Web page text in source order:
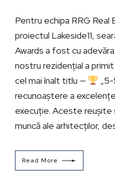
Pentru echipa RRG Real
proiectul Lakeside11,
Awards a fost cu
nostru rezidențial a
cel mai înalt titlu —
recunoaștere a
execuție. Aceste reușite
muncă ale arhitecților,
Read More